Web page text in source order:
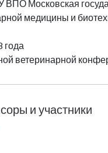
Московская
медицины и
года
ветеринарной
и участники